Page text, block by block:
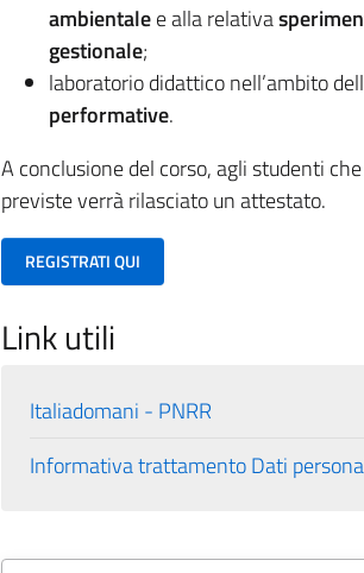
ambientalee alla relativa
gestionale;
laboratorio didattico nell’ambito
performative.
A conclusione del corso, agli studenti
previste verrà rilasciato un attestato.
REGISTRATI QUI
Link utili
Italiadomani - PNRR
Informativa trattamento Dati